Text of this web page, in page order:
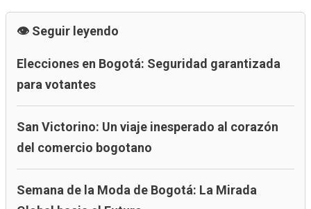
Seguir leyendo
Elecciones en Bogotá: Seguridad garantizada
para votantes
San Victorino: Un viaje inesperado al corazón
del comercio bogotano
Semana de la Moda de Bogotá: La Mirada